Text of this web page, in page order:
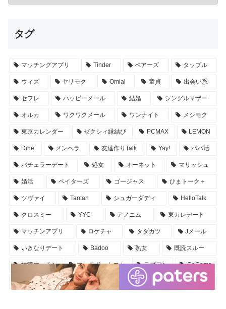
タグ
マッチングアプリ Tinder ペアーズ タップル
ウィズ ヤリモク Omiai 童貞 出会い系
セフレ ハッピーメール 結婚 シングルマザー
オルカ ワクワクメール ワンナイト メシモク
東京カレンダー ゼクシィ縁結び PCMAX LEMON
Dine メンヘラ 友達作りTalk Yay! パパ活
バチェラーデート 処女 オーネット マリッシュ
婚活 ペイターズ ゴージャス ひまトーク＋
ツヴァイ Tantan シュガーダディ HelloTalk
クロスミー YYC アノニム 東カレデート
マッチンアプリ ロケチャ タダカツ Jメール
いきなりデート Badoo 熟女 既読スルー
性癖マッチン マッチドットコム ラブアン CoCome
KoeTomo スマとも